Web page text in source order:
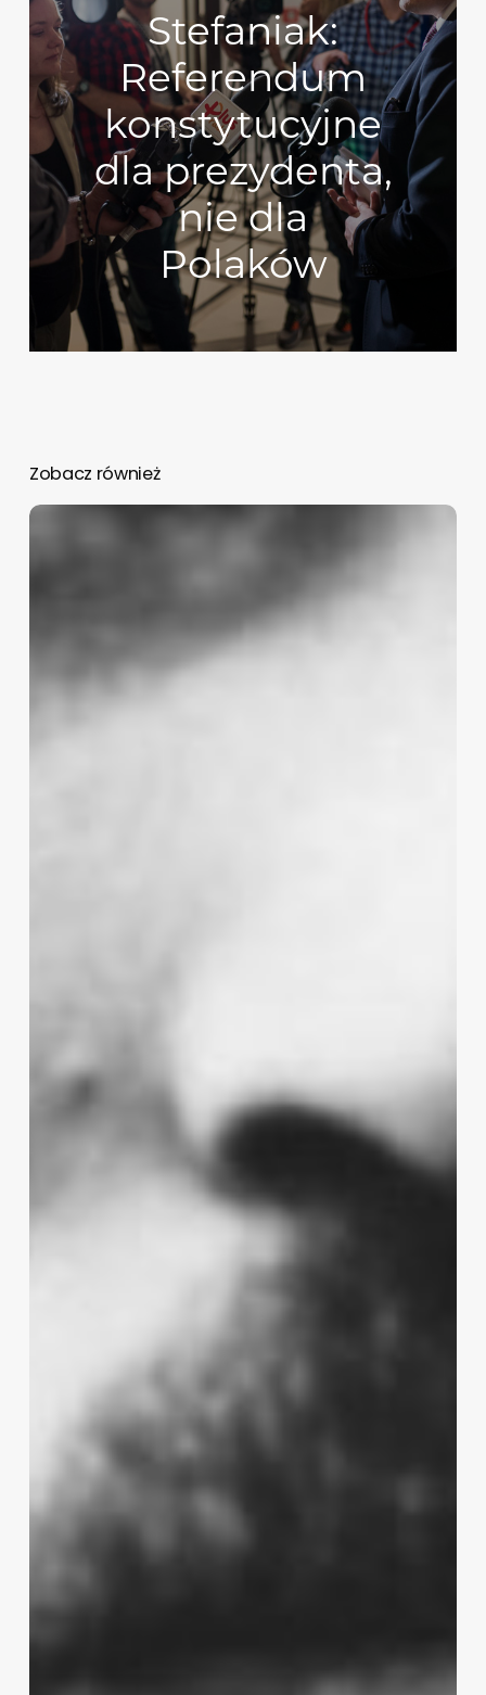
Stefaniak:
Referendum
konstytucyjne
dla prezydenta,
nie dla
Polaków
Zobacz również